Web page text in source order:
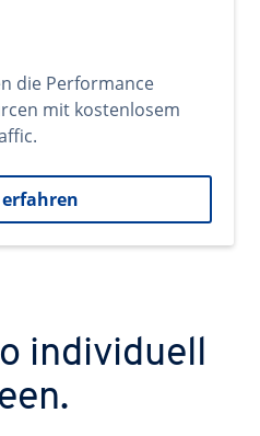
die Performance
mit kostenlosem
individuell